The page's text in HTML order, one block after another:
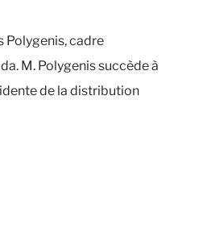
Polygenis, cadre
M. Polygenis succède à
de la distribution